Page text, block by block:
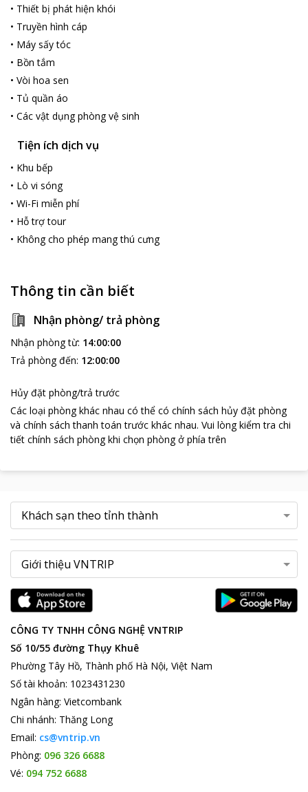
• Thiết bị phát hiện khói
• Truyền hình cáp
• Máy sấy tóc
• Bồn tắm
• Vòi hoa sen
• Tủ quần áo
• Các vật dụng phòng vệ sinh
Tiện ích dịch vụ
• Khu bếp
• Lò vi sóng
• Wi-Fi miễn phí
• Hỗ trợ tour
• Không cho phép mang thú cưng
Thông tin cần biết
Nhận phòng/ trả phòng
Nhận phòng từ: 14:00:00
Trả phòng đến: 12:00:00
Hủy đặt phòng/trả trước
Các loại phòng khác nhau có thể có chính sách hủy đặt phòng
và chính sách thanh toán trước khác nhau. Vui lòng kiểm tra chi
tiết chính sách phòng khi chọn phòng ở phía trên
CÔNG TY TNHH CÔNG NGHỆ VNTRIP
Số 10/55 đường Thụy Khuê
Phường Tây Hồ, Thành phố Hà Nội, Việt Nam
Số tài khoản: 1023431230
Ngân hàng: Vietcombank
Chi nhánh: Thăng Long
Email: cs@vntrip.vn
Phòng: 096 326 6688
Vé: 094 752 6688